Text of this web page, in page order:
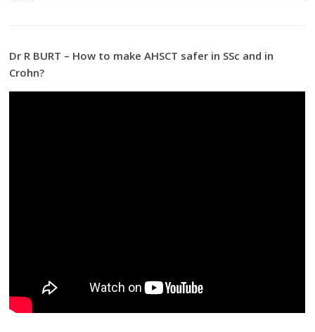
Dr R BURT – How to make AHSCT safer in SSc and in
Crohn?